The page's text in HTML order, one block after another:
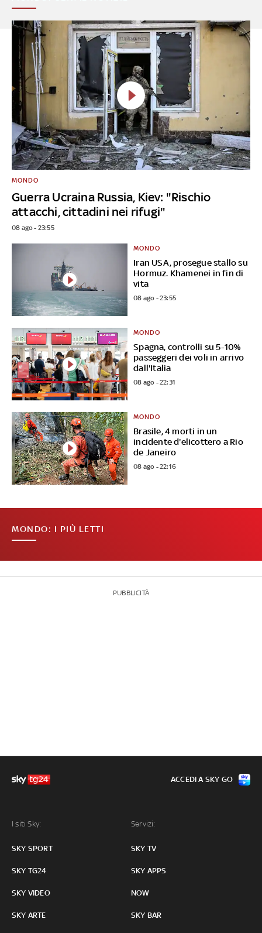
Guerra Ucraina Russia, Kiev: "Rischio
attacchi, cittadini nei rifugi"
MONDO
08 ago - 23:55
Iran USA, prosegue stallo su
Hormuz. Khamenei in fin di
vita
MONDO
08 ago - 23:55
Spagna, controlli su 5-10%
passeggeri dei voli in arrivo
dall'Italia
MONDO
08 ago - 22:31
Brasile, 4 morti in un
incidente d'elicottero a Rio
de Janeiro
MONDO
08 ago - 22:16
MONDO: I PIÙ LETTI
PUBBLICITÀ
I siti Sky:
SKY SPORT
SKY TG24
SKY VIDEO
SKY ARTE
Servizi:
SKY TV
SKY APPS
NOW
SKY BAR
ACCEDI A SKY GO